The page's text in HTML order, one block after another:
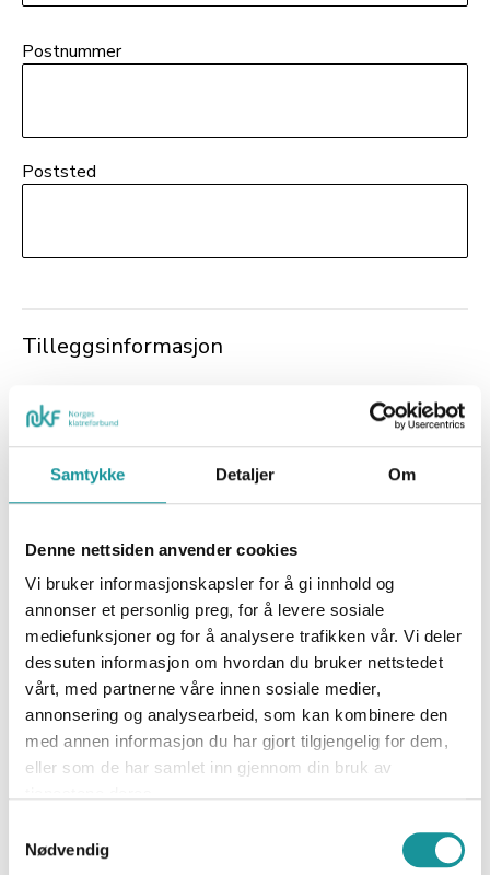
Samtykke Detaljer Om
Denne nettsiden anvender cookies
Vi bruker informasjonskapsler for å gi innhold og
annonser et personlig preg, for å levere sosiale
mediefunksjoner og for å analysere trafikken vår. Vi deler
dessuten informasjon om hvordan du bruker nettstedet
vårt, med partnerne våre innen sosiale medier,
annonsering og analysearbeid, som kan kombinere den
med annen informasjon du har gjort tilgjengelig for dem,
eller som de har samlet inn gjennom din bruk av
Nødvendig
Postnummer
Poststed
Tilleggsinformasjon
Profilinformasjon